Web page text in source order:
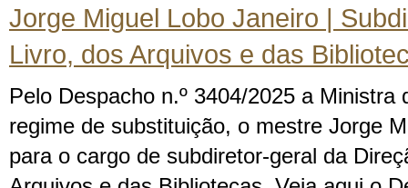
Jorge Miguel Lobo Janeiro |
Livro, dos Arquivos e das
Pelo Despacho n.º 3404/2025 a Ministra
regime de substituição, o mestre Jorge
para o cargo de subdiretor-geral da